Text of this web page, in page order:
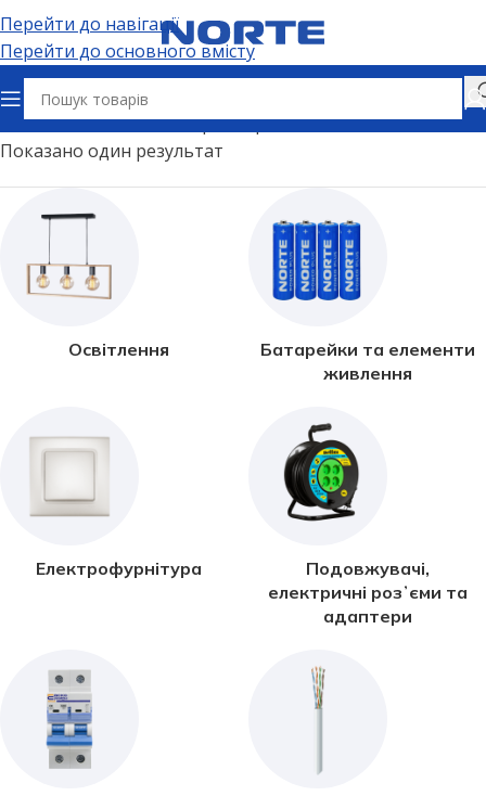
Перейти до навігації
Перейти до основного вмісту
Головна Аналог лампи розжарювання 750 Вт
Показано один результат
Освітлення
Батарейки та елементи
живлення
Електрофурнітура
Подовжувачі,
електричні розʼєми та
адаптери